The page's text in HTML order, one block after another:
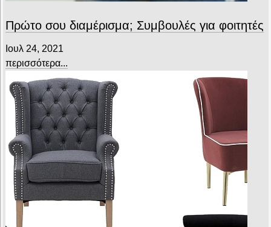
Πρώτο σου διαμέρισμα; Συμβουλές για φοιτητές
Ιουλ 24, 2021
περισσότερα...